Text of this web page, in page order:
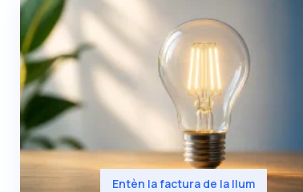
Entèn la factura de la llum